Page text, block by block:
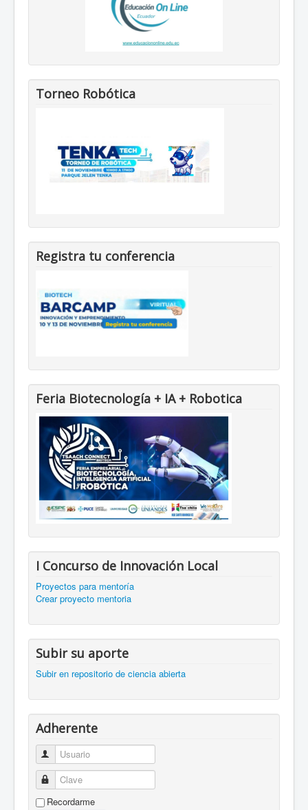
Torneo Robótica
Registra tu conferencia
Feria Biotecnología + IA + Robotica
I Concurso de Innovación Local
Proyectos para mentoría
Crear proyecto mentoria
Subir su aporte
Subir en repositorio de ciencia abierta
Adherente
Usuario
Clave
Recordarme